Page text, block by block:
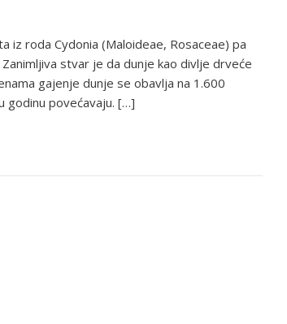
iz roda Cydonia (Maloideae, Rosaceae) pa
stvar je da dunje kao divlje drveće
gajenje dunje se obavlja na 1.600
godinu povećavaju. […]